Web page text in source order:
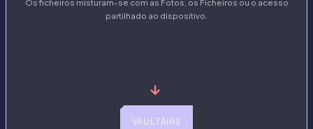
Os ficheiros misturam-se com as Fotos, os Ficheiros ou o acesso
partilhado ao dispositivo.
→
VAULTAIRE